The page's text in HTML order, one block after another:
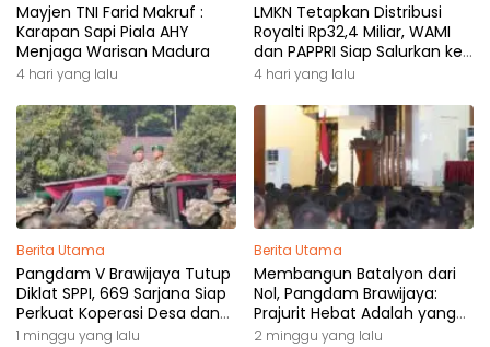
Mayjen TNI Farid Makruf :
Karapan Sapi Piala AHY
Menjaga Warisan Madura
4 hari yang lalu
LMKN Tetapkan Distribusi
Royalti Rp32,4 Miliar, WAMI
dan PAPPRI Siap Salurkan ke
Pemilik Hak
4 hari yang lalu
Berita Utama
Pangdam V Brawijaya Tutup
Diklat SPPI, 669 Sarjana Siap
Perkuat Koperasi Desa dan
Kampung Nelayan
1 minggu yang lalu
Berita Utama
Membangun Batalyon dari
Nol, Pangdam Brawijaya:
Prajurit Hebat Adalah yang
Dibutuhkan Rakyat
2 minggu yang lalu